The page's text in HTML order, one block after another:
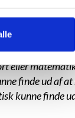
ung
eller
finde ud af
kunne finde